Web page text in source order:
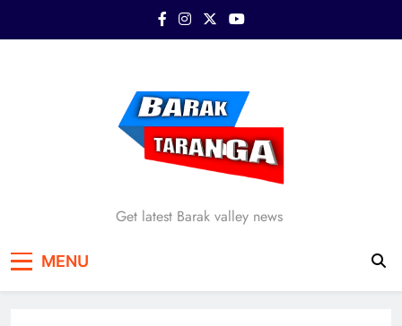
Barak Taranga
Get latest Barak valley news
MENU